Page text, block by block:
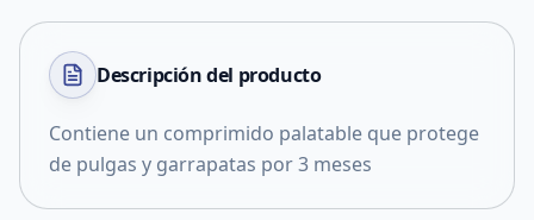
Descripción del producto
Contiene un comprimido palatable que protege
de pulgas y garrapatas por 3 meses